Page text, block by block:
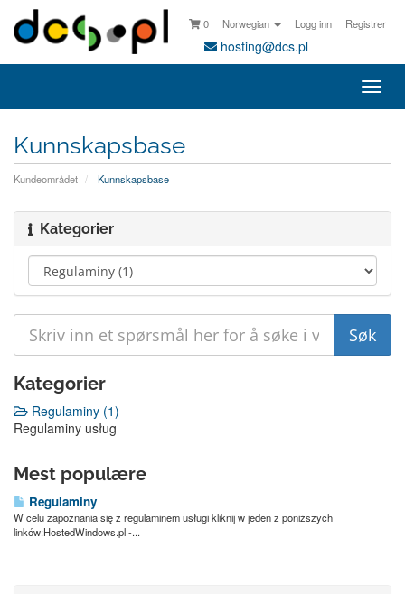
0 Norwegian Logg inn Registrer
hosting@dcs.pl
Bytt
Kunnskapsbase
Kundeområdet Kunnskapsbase
Kategorier
Kategorier
Regulaminy (1)
Regulaminy usług
Mest populære
Regulaminy
W celu zapoznania się z regulaminem usługi kliknij w jeden z poniższych
linków:HostedWindows.pl -...